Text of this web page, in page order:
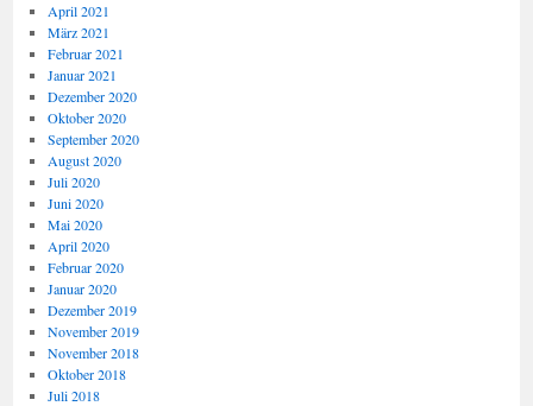
April 2021
März 2021
Februar 2021
Januar 2021
Dezember 2020
Oktober 2020
September 2020
August 2020
Juli 2020
Juni 2020
Mai 2020
April 2020
Februar 2020
Januar 2020
Dezember 2019
November 2019
November 2018
Oktober 2018
Juli 2018